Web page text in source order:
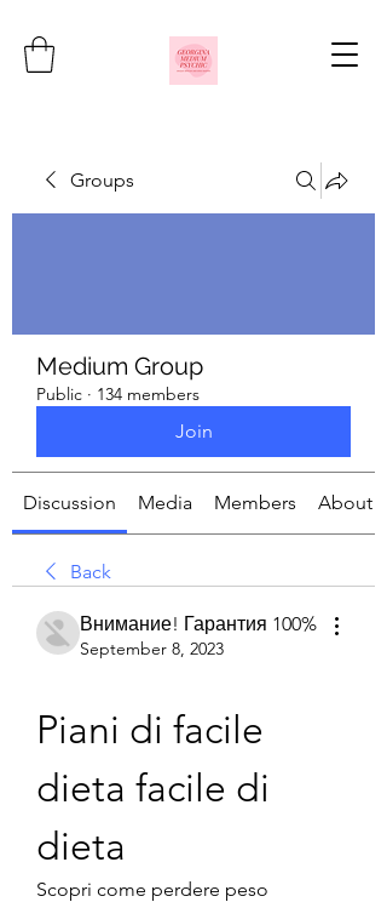
Groups
Medium Group
Public · 134 members
Join
Discussion Media Members About
Back
Внимание! Гарантия 100%
September 8, 2023
Piani di facile
dieta facile di
dieta
Scopri come perdere peso